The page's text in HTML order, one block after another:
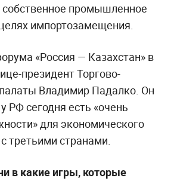
промышленное
импортозамещения.
«Россия — Казахстан» в
президент Торгово-
Владимир Падалко. Он
РФ сегодня есть «очень
для экономического
третьими странами.
в какие игры, которые